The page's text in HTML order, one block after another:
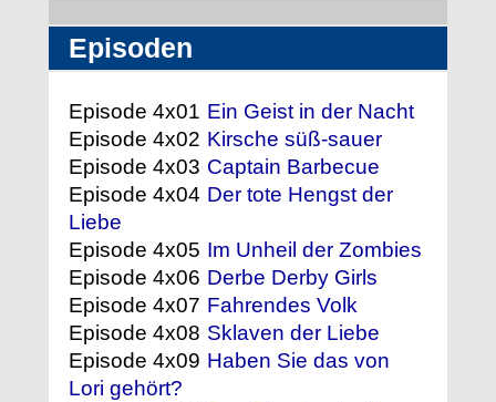
Episoden
Episode 4x01 Ein Geist in der Nacht
Episode 4x02 Kirsche süß-sauer
Episode 4x03 Captain Barbecue
Episode 4x04 Der tote Hengst der
Liebe
Episode 4x05 Im Unheil der Zombies
Episode 4x06 Derbe Derby Girls
Episode 4x07 Fahrendes Volk
Episode 4x08 Sklaven der Liebe
Episode 4x09 Haben Sie das von
Lori gehört?